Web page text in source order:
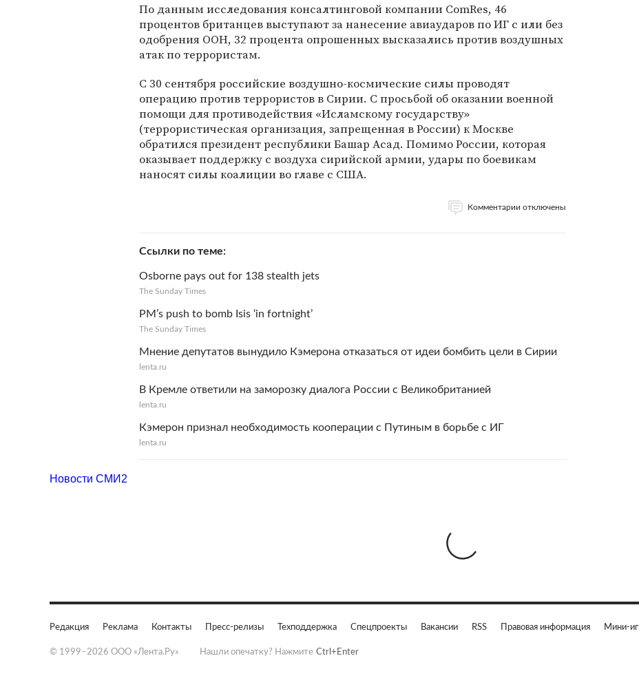
По данным исследования консалтинговой компании ComRes, 46
процентов британцев выступают за нанесение авиаударов по ИГ с или без
одобрения ООН, 32 процента опрошенных высказались против воздушных
атак по террористам.
С 30 сентября российские воздушно-космические силы проводят
операцию против террористов в Сирии. С просьбой об оказании военной
помощи для противодействия «Исламскому государству»
(террористическая организация, запрещенная в России) к Москве
обратился президент республики Башар Асад. Помимо России, которая
оказывает поддержку с воздуха сирийской армии, удары по боевикам
наносят силы коалиции во главе с США.
Комментарии отключены
Ссылки по теме
Osborne pays out for 138 stealth jets
The Sunday Times
PM’s push to bomb Isis ‘in fortnight’
The Sunday Times
Мнение депутатов вынудило Кэмерона отказаться от идеи бомбить цели в Сирии
lenta.ru
В Кремле ответили на заморозку диалога России с Великобританией
lenta.ru
Кэмерон признал необходимость кооперации с Путиным в борьбе с ИГ
lenta.ru
Новости СМИ2
Редакция Реклама Контакты Пресс-релизы Техподдержка Спецпроекты Вакансии RSS Правовая информация Мини-
© 1999–2026 ООО «Лента.Ру» Нашли опечатку? Нажмите Ctrl+Enter